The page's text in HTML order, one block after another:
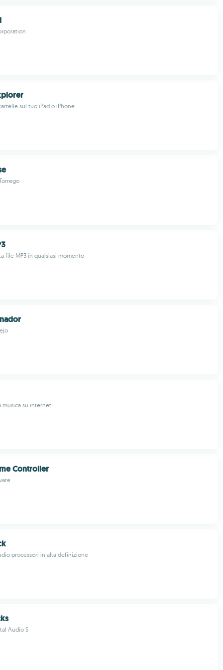
sul tuo iPad o iPhone
file MP3 in qualsiasi momento
musica su internet
Controller
processori in alta definizione
Audio S